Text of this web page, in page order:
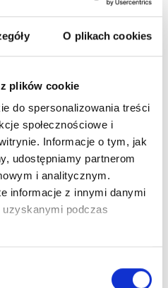
O plikach cookies
plików cookie
do spersonalizowania treści
społecznościowe i
Informacje o tym, jak
udostępniamy partnerom
i analitycznym.
informacje z innymi danymi
podczas